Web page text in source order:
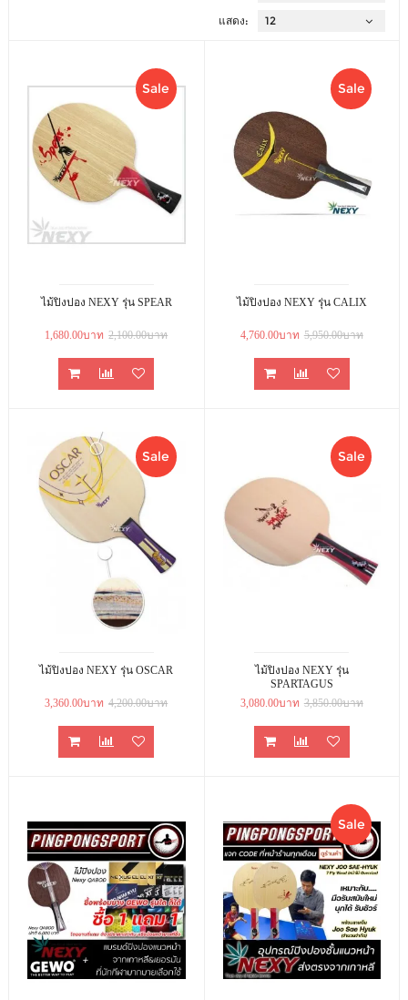
แสดง:
Sale
ไม้ปิงปอง NEXY รุ่น SPEAR
1,680.00บาท 2,100.00บาท
Sale
ไม้ปิงปอง NEXY รุ่น CALIX
4,760.00บาท 5,950.00บาท
Sale
ไม้ปิงปอง NEXY รุ่น OSCAR
3,360.00บาท 4,200.00บาท
Sale
ไม้ปิงปอง NEXY รุ่น
SPARTAGUS
3,080.00บาท 3,850.00บาท
Sale